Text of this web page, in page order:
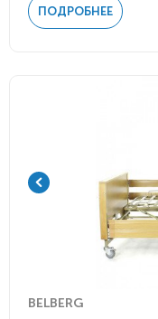
ПОДРОБНЕЕ
BELBERG